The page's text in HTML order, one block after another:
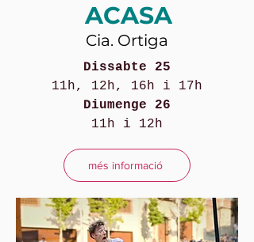
Cia. Ortiga
ACASA
Dissabte 25
11h, 12h, 16h i 17h
Diumenge 26
11h i 12h
més informació